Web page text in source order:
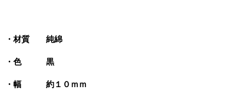
・材質 純綿
・色 黒
・幅 約１０ｍｍ